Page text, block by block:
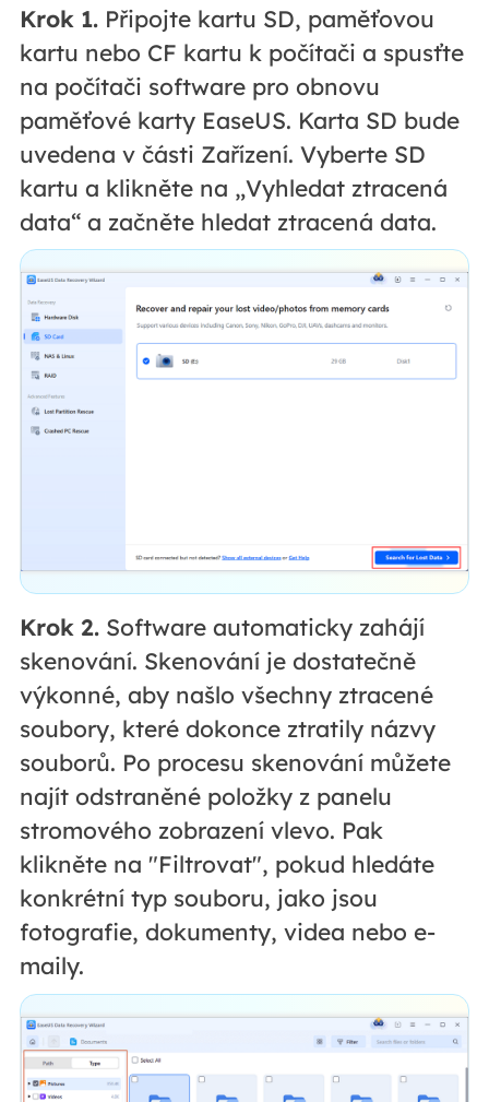
Krok 1.Připojte kartu SD, paměťovou
kartu nebo CF kartu k počítači a spusťte
na počítači software pro obnovu
paměťové karty EaseUS. Karta SD bude
uvedena v části Zařízení. Vyberte SD
kartu a klikněte na „Vyhledat ztracená
data“ a začněte hledat ztracená data.
Krok 2.Software automaticky zahájí
skenování. Skenování je dostatečně
výkonné, aby našlo všechny ztracené
soubory, které dokonce ztratily názvy
souborů. Po procesu skenování můžete
najít odstraněné položky z panelu
stromového zobrazení vlevo. Pak
klikněte na "Filtrovat", pokud hledáte
konkrétní typ souboru, jako jsou
fotografie, dokumenty, videa nebo e-
maily.